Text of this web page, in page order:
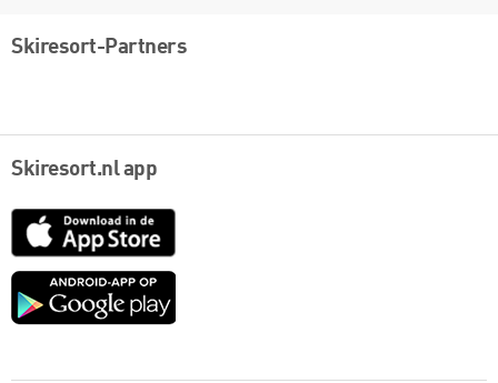
Skiresort-Partners
Skiresort.nl app
App
Google